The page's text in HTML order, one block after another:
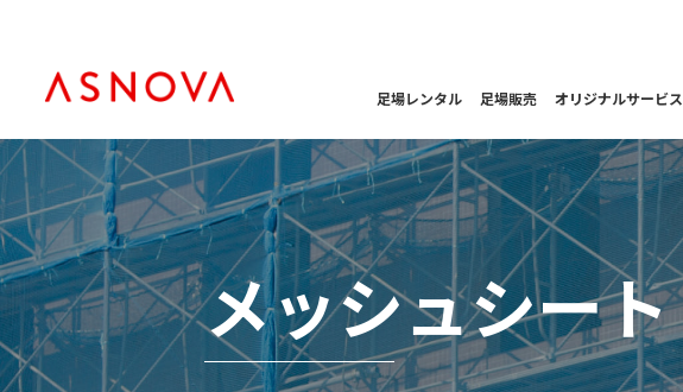
足場レンタル 足場販売 オリジナルサービス
メッシュシート